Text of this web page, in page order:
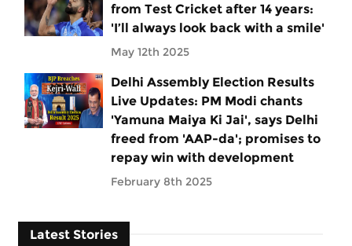
from Test Cricket after 14 years:
'I’ll always look back with a smile'
May 12th 2025
Delhi Assembly Election Results
Live Updates: PM Modi chants
'Yamuna Maiya Ki Jai', says Delhi
freed from 'AAP-da'; promises to
repay win with development
February 8th 2025
Latest Stories